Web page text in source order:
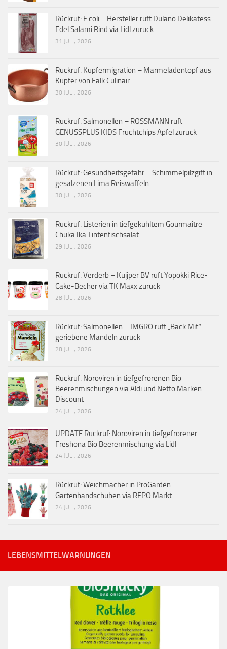
Rückruf: E.coli – Hersteller ruft Dulano Delikatess
Edel Salami Rind via Lidl zurück
31 JULI, 2026
Rückruf: Kupfermigration – Marmeladentopf aus
Kupfer von Falk Culinair
30 JULI, 2026
Rückruf: Salmonellen – ROSSMANN ruft
GENUSSPLUS KIDS Fruchtchips Apfel zurück
30 JULI, 2026
Rückruf: Gesundheitsgefahr – Schimmelpilzgift in
gesalzenen Lima Reiswaffeln
30 JULI, 2026
Rückruf: Listerien in tiefgekühltem Gourmaître
Chuka Ika Tintenfischsalat
29 JULI, 2026
Rückruf: Verderb – Kuijper BV ruft Yopokki Rice-
Cake-Becher via TK Maxx zurück
28 JULI, 2026
Rückruf: Salmonellen – IMGRO ruft „Back Mit“
geriebene Mandeln zurück
28 JULI, 2026
Rückruf: Noroviren in tiefgefrorenen Bio
Beerenmischungen via Aldi und Netto Marken
Discount
24 JULI, 2026
UPDATE Rückruf: Noroviren in tiefgefrorener
Freshona Bio Beerenmischung via Lidl
24 JULI, 2026
Rückruf: Weichmacher in ProGarden –
Gartenhandschuhen via REPO Markt
24 JULI, 2026
LEBENSMITTELWARNUNGEN